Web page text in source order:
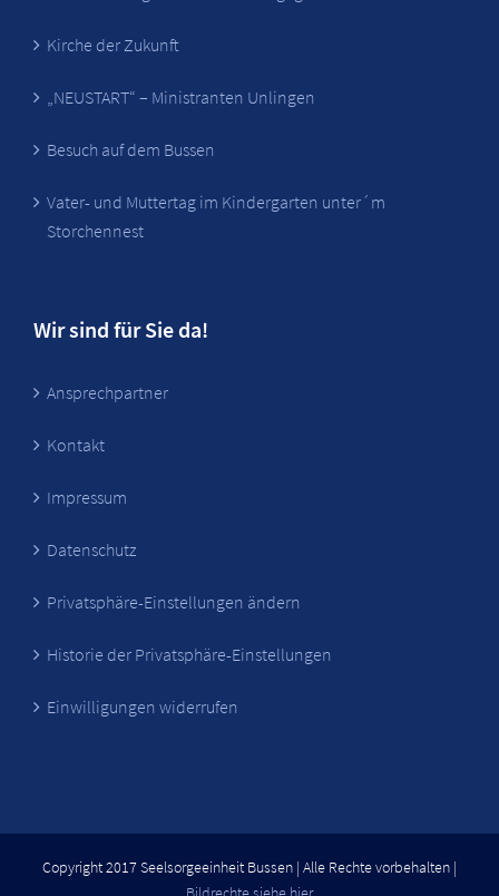
Kirche der Zukunft
„NEUSTART“ – Ministranten Unlingen
Besuch auf dem Bussen
Vater- und Muttertag im Kindergarten unter´m
Storchennest
Wir sind für Sie da!
Ansprechpartner
Kontakt
Impressum
Datenschutz
Privatsphäre-Einstellungen ändern
Historie der Privatsphäre-Einstellungen
Einwilligungen widerrufen
Copyright 2017 Seelsorgeeinheit Bussen | Alle Rechte vorbehalten |